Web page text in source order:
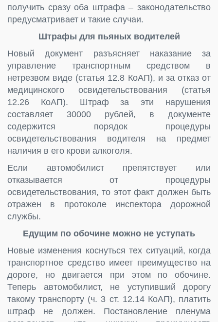
получить сразу оба штрафа – законодательство
предусматривает и такие случаи.
Штрафы для пьяных водителей
Новый документ разъясняет наказание за
управление транспортным средством в
нетрезвом виде (статья 12.8 КоАП), и за отказ от
медицинского освидетельствования (статья
12.26 КоАП). Штраф за эти нарушения
составляет 30000 рублей, в документе
содержится порядок процедуры
освидетельствования водителя на предмет
наличия в его крови алкоголя.
Если автомобилист препятствует или
отказывается от процедуры
освидетельствования, то этот факт должен быть
отражен в протоколе инспектора дорожной
службы.
Едущим по обочине можно не уступать
Новые изменения коснуться тех ситуаций, когда
транспортное средство имеет преимущество на
дороге, но двигается при этом по обочине.
Теперь автомобилист, не уступивший дорогу
такому транспорту (ч. 3 ст. 12.14 КоАП), платить
штраф не должен. Постановление пленума